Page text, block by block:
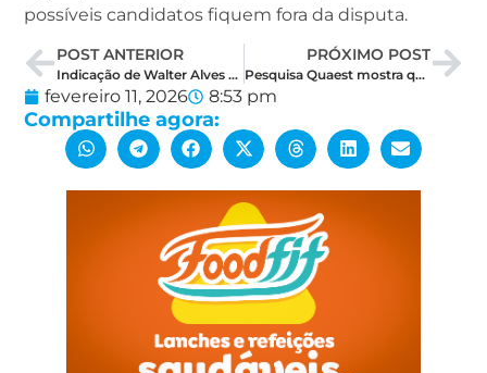
possíveis candidatos fiquem fora da disputa.
POST ANTERIOR
Indicação de Walter Alves cai após rompimento com a governadora e ida para a oposição
PRÓXIMO POST
Pesquisa Quaest mostra que voto bolsonarista se reorganiza e acirra corrida presidencial
fevereiro 11, 2026 8:53 pm
Compartilhe agora: